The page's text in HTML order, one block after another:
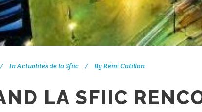
InActualités de la Sfiic ByRémi Catillon
LA SFIIC